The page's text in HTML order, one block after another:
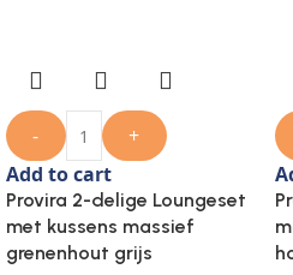
-
+
Add to cart
Provira 2-delige Loungeset
met kussens massief
grenenhout grijs